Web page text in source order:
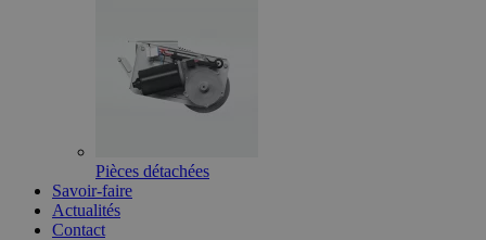
Pièces détachées
Savoir-faire
Actualités
Contact